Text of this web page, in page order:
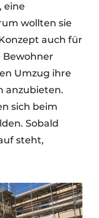
eine
wollten sie
auch für
Bewohner
Umzug ihre
anzubieten.
sich beim
Sobald
steht,